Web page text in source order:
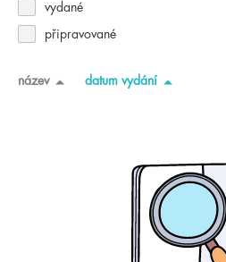
vydané
připravované
název datum vydání